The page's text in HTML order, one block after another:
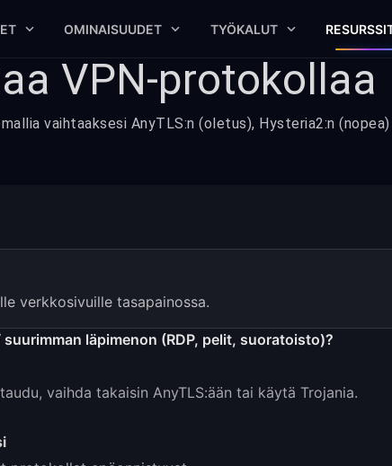
OMINAISUUDET TYÖKALUT
VPN-protokollaa
vaihtaaksesi AnyTLS:n (oletus), Hysteria2:n
verkkosivuille tasapainossa.
läpimenon (RDP, pelit, suoratoisto)?
vaihda takaisin AnyTLS:ään tai käytä Trojania.